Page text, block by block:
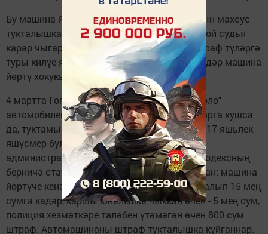
Бу машина йөртүчеләрнең автомашиналарын махсус
тукталышка куйганнар. Хәзер аларга мировой судья
карар чыгарса, кайберләренә 30000 сум штраф түләргә
туры килүе яисә ел ярымнан алып 2 елга кадәр машина
йөртү хокукыннан мәхрүм ителүләре бар.
4 мартта Гоголь урамында "Фольксваген Поло"
автомобилен йөртүче ДПС хезмәткәре туктарга кушса
да, туктамыйча узып киткән. Руль артында 17 яшьлек
яшүсмер булып чыккан. Әлеге факт буенча
административ хокук бозулар турындагы Кодексның
берничә статьясы буенча штрафлар каралган: машина
йөртүче кенәгәсе булмаган өчен - 5 меңнән алып 15 мең
сумга кадәр, каршы юнәлешкә чыккан өчен - 5 мең сум,
полиция хезмәткәре таләбен үтәмәгән өчен 800 сум
штраф. Автомашинаны штраф тукталышка куйганнар.